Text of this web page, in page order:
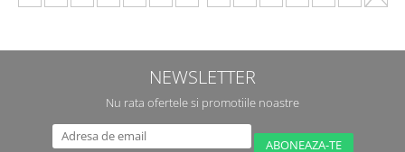
NEWSLETTER
Nu rata ofertele si promotiile noastre